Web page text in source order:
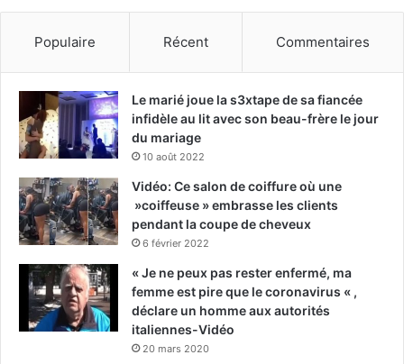
Populaire Récent Commentaires
Le marié joue la s3xtape de sa fiancée
infidèle au lit avec son beau-frère le jour
du mariage
10 août 2022
Vidéo: Ce salon de coiffure où une
»coiffeuse » embrasse les clients
pendant la coupe de cheveux
6 février 2022
« Je ne peux pas rester enfermé, ma
femme est pire que le coronavirus « ,
déclare un homme aux autorités
italiennes-Vidéo
20 mars 2020